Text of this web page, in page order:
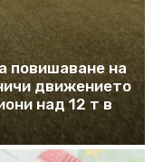
повишаване на
движението
над 12 т в